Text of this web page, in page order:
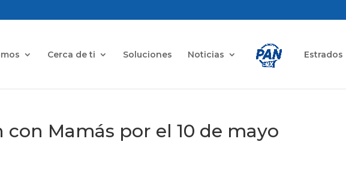
Cerca de ti Soluciones Noticias Estrados
con Mamás por el 10 de mayo